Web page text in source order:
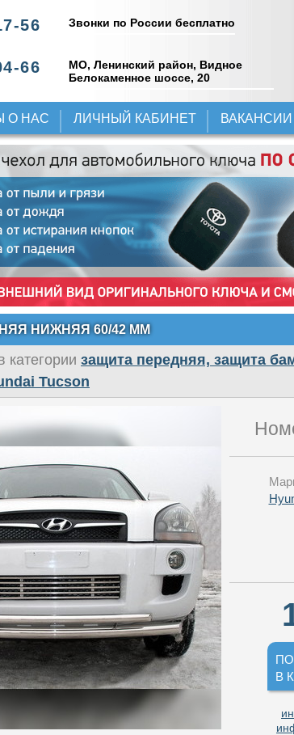
56
66
Звонки по России бесплатно
МО, Ленинский район, Видное
Белокаменное шоссе, 20
О НАС ЛИЧНЫЙ КАБИНЕТ ВАКАНСИИ
НИЖНЯЯ 60/42 ММ
категории защита передняя, защита
Tucson
В